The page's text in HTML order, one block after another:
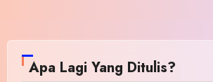
Apa Lagi Yang Ditulis?